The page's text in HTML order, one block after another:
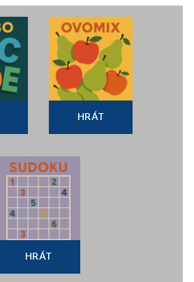
HRÁT
HRÁT